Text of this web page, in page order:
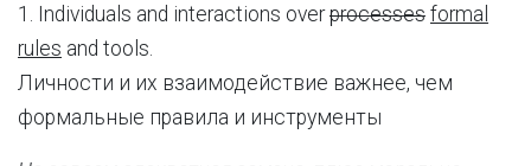
1. Individuals and interactions overprocesses formal
rules and tools.
Личности и их взаимодействие важнее, чем
формальные правила и инструменты